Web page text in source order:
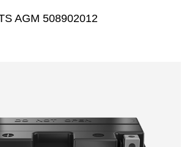
AGM 508902012